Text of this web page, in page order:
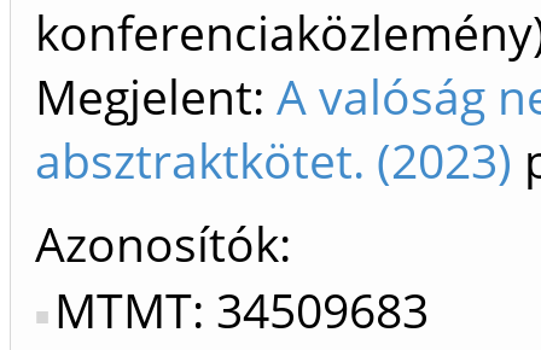
Megjelent: A valóság
absztraktkötet. (2023)
Azonosítók
MTMT: 34509683